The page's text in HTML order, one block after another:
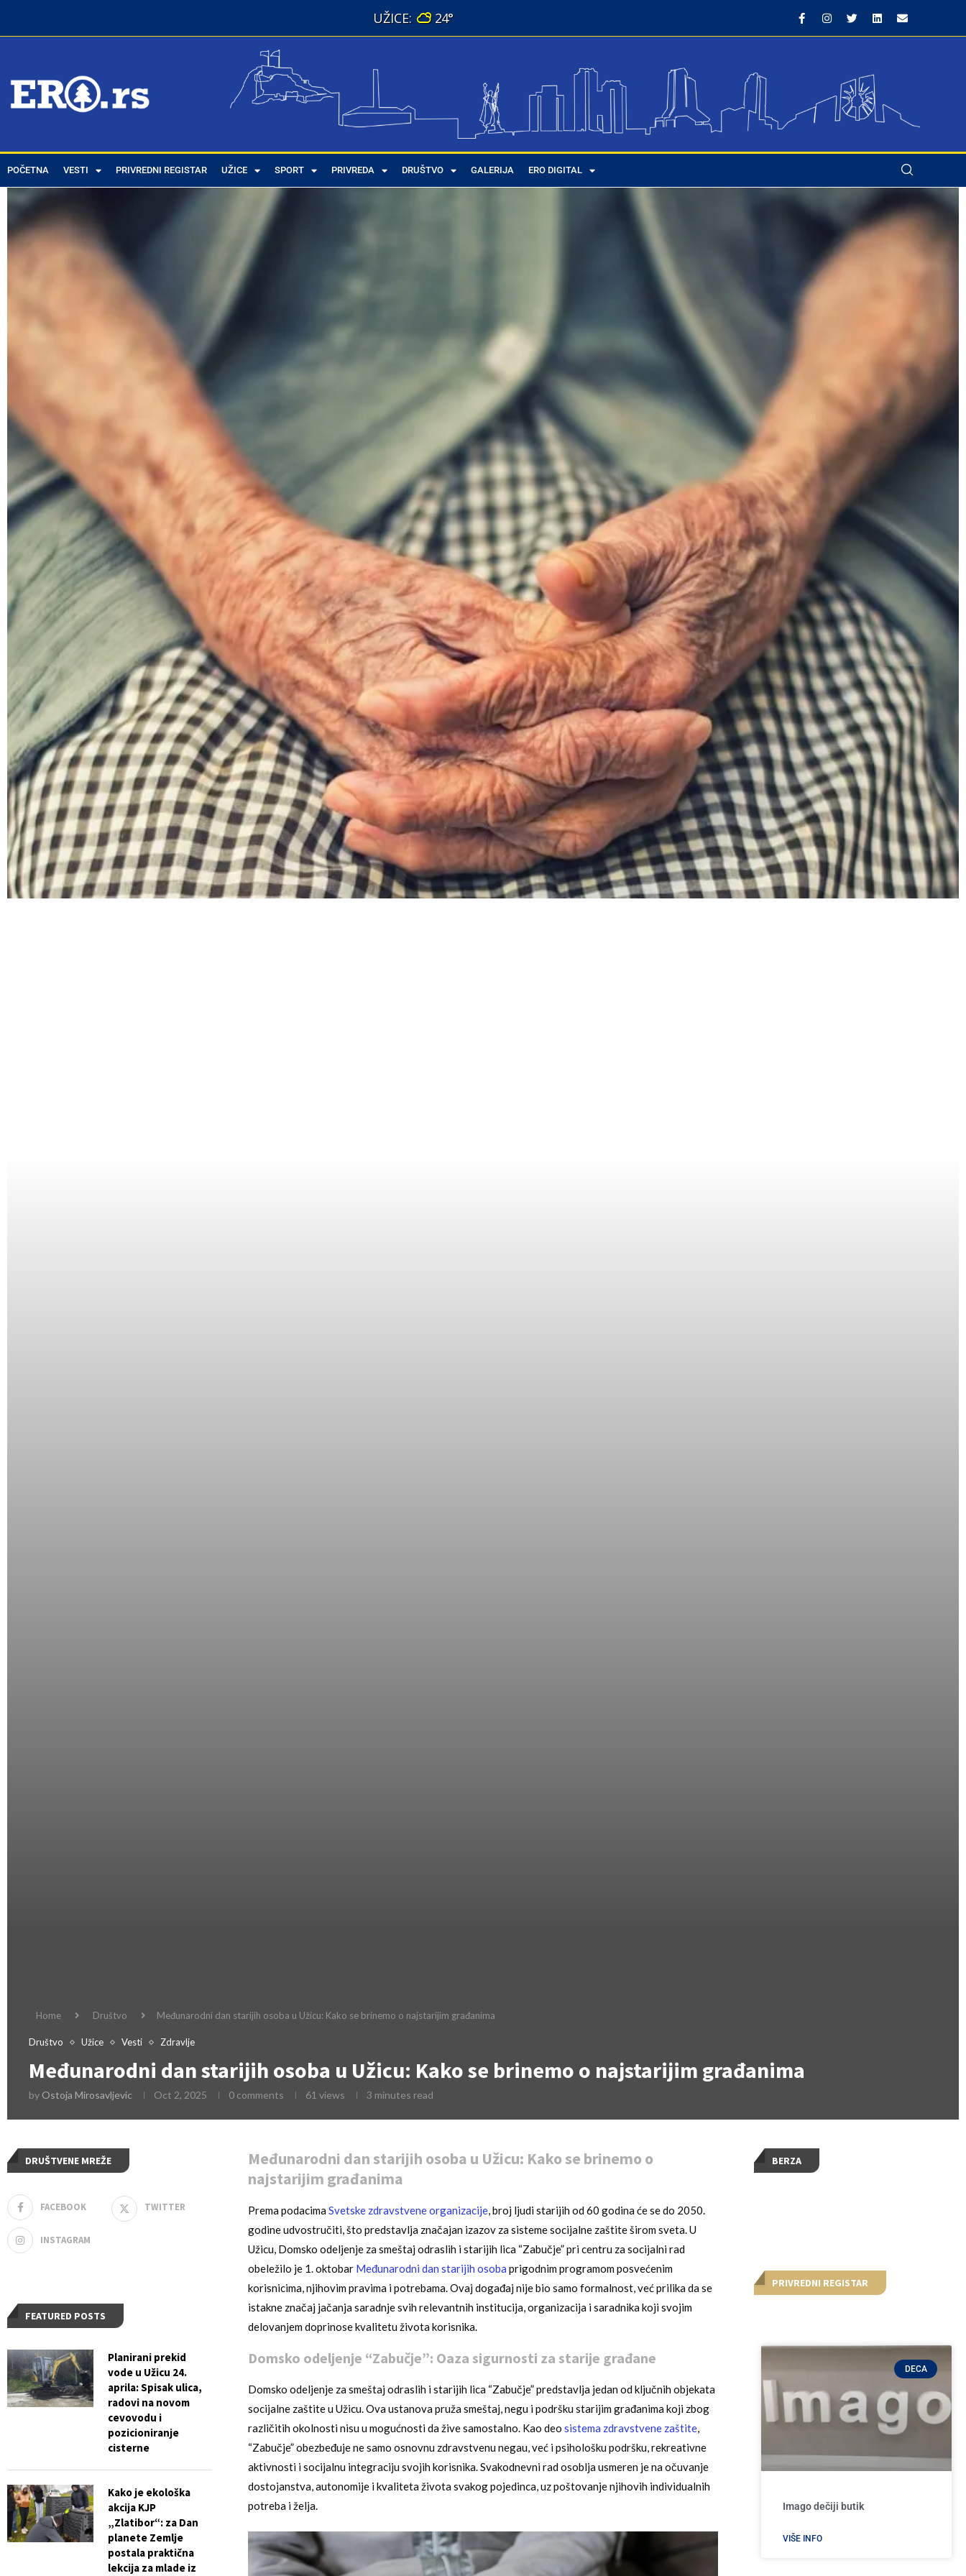
24°
POČETNA VESTI PRIVREDNI REGISTAR UŽICE SPORT PRIVREDA DRUŠTVO GALERIJA ERO DIGITAL
Home Društvo Međunarodni dan starijih osoba u Užicu: Kako se brinemo o najstarijim građanima
Društvo Užice Vesti Zdravlje
Međunarodni dan starijih osoba u Užicu: Kako se brinemo o najstarijim građanima
by Ostoja Mirosavljevic Oct 2, 2025 0 comments 61 views 3 minutes read
Međunarodni dan starijih osoba u Užicu: Kako se brinemo o
najstarijim građanima
Prema podacimaSvetske zdravstvene organizacije, broj ljudi starijih od 60 godina će se do 2050.
godine udvostručiti, što predstavlja značajan izazov za sisteme socijalne zaštite širom sveta. U
Užicu, Domsko odeljenje za smeštaj odraslih i starijih lica “Zabučje” pri centru za socijalni rad
obeležilo je 1. oktobar Međunarodni dan starijih osoba prigodnim programom posvećenim
korisnicima, njihovim pravima i potrebama. Ovaj događaj nije bio samo formalnost, već prilika da se
istakne značaj jačanja saradnje svih relevantnih institucija, organizacija i saradnika koji svojim
delovanjem doprinose kvalitetu života korisnika.
Domsko odeljenje “Zabučje”: Oaza sigurnosti za starije građane
Domsko odeljenje za smeštaj odraslih i starijih lica “Zabučje” predstavlja jedan od ključnih objekata
socijalne zaštite u Užicu. Ova ustanova pruža smeštaj, negu i podršku starijim građanima koji zbog
različitih okolnosti nisu u mogućnosti da žive samostalno. Kao deo sistema zdravstvene zaštite,
“Zabučje” obezbeđuje ne samo osnovnu zdravstvenu negau, već i psihološku podršku, rekreativne
aktivnosti i socijalnu integraciju svojih korisnika. Svakodnevni rad osoblja usmeren je na očuvanje
dostojanstva, autonomije i kvaliteta života svakog pojedinca, uz poštovanje njihovih individualnih
potreba i želja.
BERZA
PRIVREDNI REGISTAR
DECA
Imago dečiji butik
VIŠE INFO
DRUŠTVENE MREŽE
FACEBOOK TWITTER
INSTAGRAM
FEATURED POSTS
Planirani prekid
vode u Užicu 24.
aprila: Spisak ulica,
radovi na novom
cevovodu i
pozicioniranje
cisterne
Kako je ekološka
akcija KJP
„Zlatibor“: za Dan
planete Zemlje
postala praktična
lekcija za mlade iz